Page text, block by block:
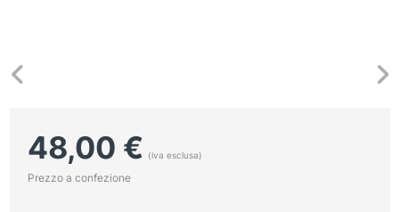
48,00 € (iva esclusa)
Prezzo a confezione